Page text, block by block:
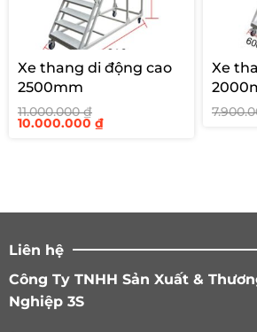
Xe thang di động cao
2500mm
11.000.000₫
Giá
gốc
10.000.000 ₫Giá
Xe
Liên hệ
Công Ty TNHH Sản Xuất &
Nghiệp 3S